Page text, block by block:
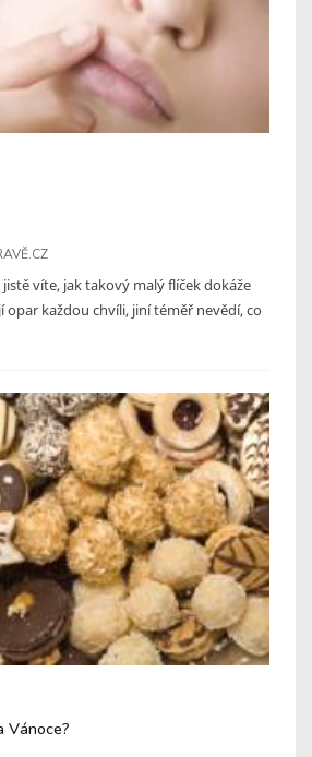
víte, jak takový malý flíček dokáže
každou chvíli, jiní téměř nevědí, co
Vánoce?